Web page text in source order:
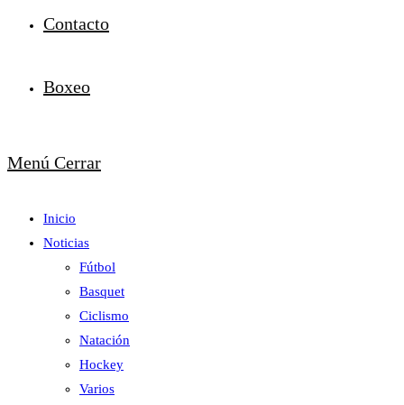
Contacto
Boxeo
Menú Cerrar
Inicio
Noticias
Fútbol
Basquet
Ciclismo
Natación
Hockey
Varios